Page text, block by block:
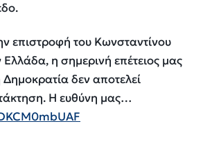
επιστροφή του Κωνσταντίνου
η σημερινή επέτειος μας
Δημοκρατία δεν αποτελεί
Η ευθύνη μας…